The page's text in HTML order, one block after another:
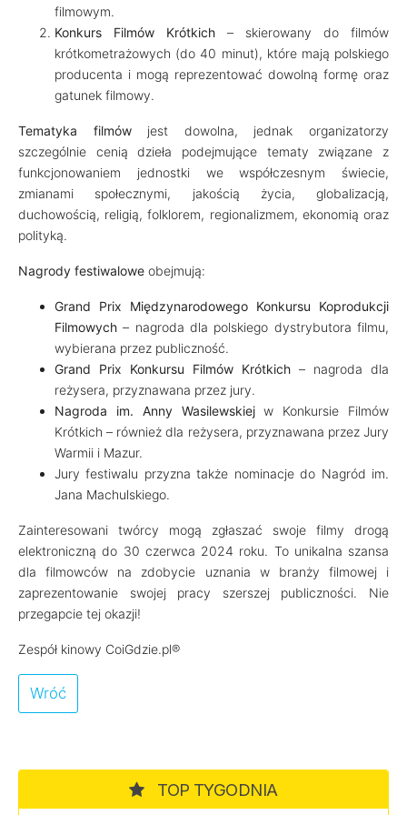
filmowym.
Konkurs Filmów Krótkich – skierowany do filmów
krótkometrażowych (do 40 minut), które mają polskiego
producenta i mogą reprezentować dowolną formę oraz
gatunek filmowy.
Tematyka filmówjest dowolna, jednak organizatorzy
szczególnie cenią dzieła podejmujące tematy związane z
funkcjonowaniem jednostki we współczesnym świecie,
zmianami społecznymi, jakością życia, globalizacją,
duchowością, religią, folklorem, regionalizmem, ekonomią oraz
polityką.
Nagrody festiwalowe obejmują:
Grand Prix Międzynarodowego Konkursu Koprodukcji
Filmowych – nagroda dla polskiego dystrybutora filmu,
wybierana przez publiczność.
Grand Prix Konkursu Filmów Krótkich – nagroda dla
reżysera, przyznawana przez jury.
Nagroda im. Anny Wasilewskiejw Konkursie Filmów
Krótkich – również dla reżysera, przyznawana przez Jury
Warmii i Mazur.
Jury festiwalu przyzna także nominacje do Nagród im.
Jana Machulskiego.
Zainteresowani twórcy mogą zgłaszać swoje filmy drogą
elektroniczną do 30 czerwca 2024 roku. To unikalna szansa
dla filmowców na zdobycie uznania w branży filmowej i
zaprezentowanie swojej pracy szerszej publiczności. Nie
przegapcie tej okazji!
Zespół kinowy CoiGdzie.pl®
Wróć
TOP TYGODNIA